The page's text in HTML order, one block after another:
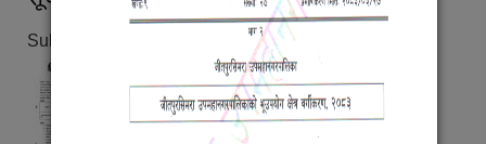
Submitted on: Mon, 07/13/2026 - 17:18